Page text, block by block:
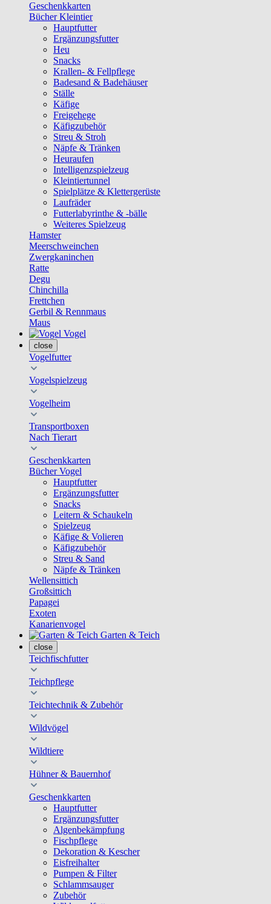
Geschenkkarten
Bücher Kleintier
Hauptfutter
Ergänzungsfutter
Heu
Snacks
Krallen- & Fellpflege
Badesand & Badehäuser
Ställe
Käfige
Freigehege
Käfigzubehör
Streu & Stroh
Näpfe & Tränken
Heuraufen
Intelligenzspielzeug
Kleintiertunnel
Spielplätze & Klettergerüste
Laufräder
Futterlabyrinthe & -bälle
Weiteres Spielzeug
Hamster
Meerschweinchen
Zwergkaninchen
Ratte
Degu
Chinchilla
Frettchen
Gerbil & Rennmaus
Maus
Vogel
close
Vogelfutter
Vogelspielzeug
Vogelheim
Transportboxen
Nach Tierart
Geschenkkarten
Bücher Vogel
Hauptfutter
Ergänzungsfutter
Snacks
Leitern & Schaukeln
Spielzeug
Käfige & Volieren
Käfigzubehör
Streu & Sand
Näpfe & Tränken
Wellensittich
Großsittich
Papagei
Exoten
Kanarienvogel
Garten & Teich
close
Teichfischfutter
Teichpflege
Teichtechnik & Zubehör
Wildvögel
Wildtiere
Hühner & Bauernhof
Geschenkkarten
Hauptfutter
Ergänzungsfutter
Algenbekämpfung
Fischpflege
Dekoration & Kescher
Eisfreihalter
Pumpen & Filter
Schlammsauger
Zubehör